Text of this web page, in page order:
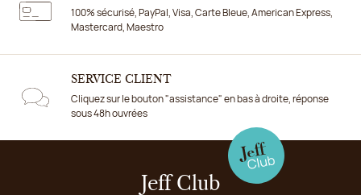
100% sécurisé, PayPal, Visa, Carte Bleue, American Express,
Mastercard, Maestro
SERVICE CLIENT
Cliquez sur le bouton "assistance" en bas à droite, réponse
sous 48h ouvrées
Jeff Club